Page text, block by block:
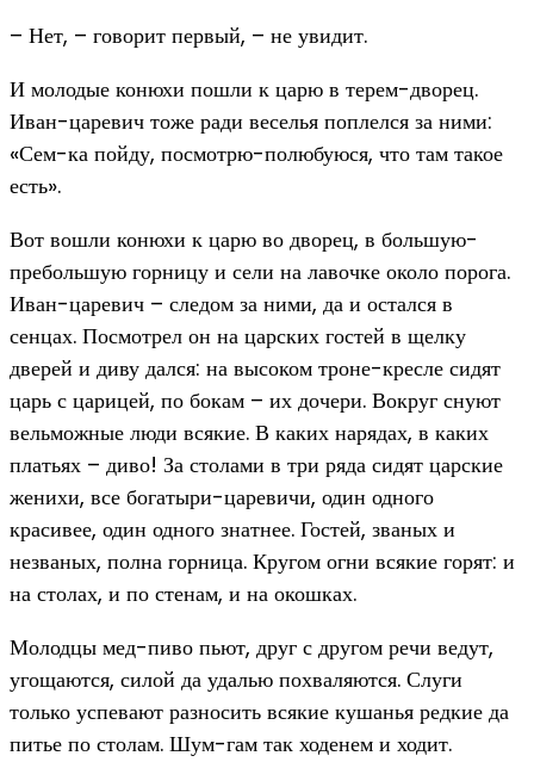
– Нет, – говорит первый, – не увидит.
И молодые конюхи пошли к царю в терем-дворец.
Иван-царевич тоже ради веселья поплелся за ними:
«Сем-ка пойду, посмотрю-полюбуюся, что там такое
есть».
Вот вошли конюхи к царю во дворец, в большую-
пребольшую горницу и сели на лавочке около порога.
Иван-царевич – следом за ними, да и остался в
сенцах. Посмотрел он на царских гостей в щелку
дверей и диву дался: на высоком троне-кресле сидят
царь с царицей, по бокам – их дочери. Вокруг снуют
вельможные люди всякие. В каких нарядах, в каких
платьях – диво! За столами в три ряда сидят царские
женихи, все богатыри-царевичи, один одного
красивее, один одного знатнее. Гостей, званых и
незваных, полна горница. Кругом огни всякие горят: и
на столах, и по стенам, и на окошках.
Молодцы мед-пиво пьют, друг с другом речи ведут,
угощаются, силой да удалью похваляются. Слуги
только успевают разносить всякие кушанья редкие да
питье по столам. Шум-гам так ходенем и ходит.